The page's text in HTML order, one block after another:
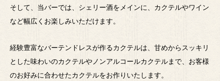
そして、当バーでは、シェリー酒をメインに、カクテルやワイン
など幅広くお楽しみいただけます。
経験豊富なバーテンドレスが作るカクテルは、甘めからスッキリ
とした味わいのカクテルやノンアルコールカクテルまで、お客様
のお好みに合わせたカクテルをお作りいたします。